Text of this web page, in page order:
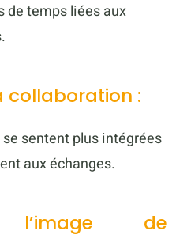
de temps liées aux
collaboration :
sentent plus intégrées
aux échanges.
l’image de